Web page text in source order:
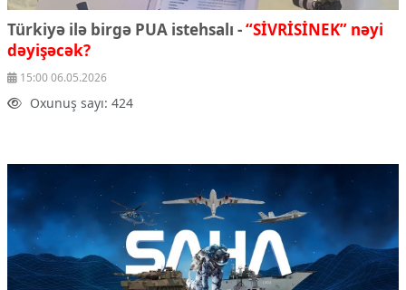
Türkiyə ilə birgə PUA istehsalı -“SİVRİSİNEK” nəyi
dəyişəcək?
15:00 06.05.2026
Oxunuş sayı: 424